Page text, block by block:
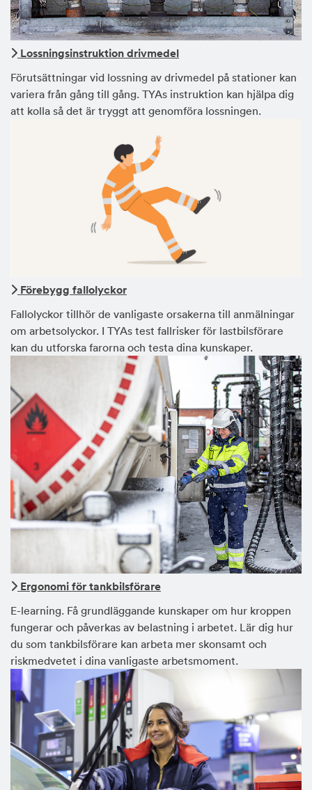
Lossningsinstruktion drivmedel
Förutsättningar vid lossning av drivmedel på stationer kan
variera från gång till gång. TYAs instruktion kan hjälpa dig
att kolla så det är tryggt att genomföra lossningen.
Förebygg fallolyckor
Fallolyckor tillhör de vanligaste orsakerna till anmälningar
om arbetsolyckor. I TYAs test fallrisker för lastbilsförare
kan du utforska farorna och testa dina kunskaper.
Ergonomi för tankbilsförare
E-learning. Få grundläggande kunskaper om hur kroppen
fungerar och påverkas av belastning i arbetet. Lär dig hur
du som tankbilsförare kan arbeta mer skonsamt och
riskmedvetet i dina vanligaste arbetsmoment.